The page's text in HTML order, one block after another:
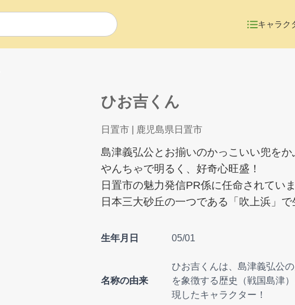
キャラク
ひお吉くん
日置市 | 鹿児島県日置市
島津義弘公とお揃いのかっこいい兜をか
やんちゃで明るく、好奇心旺盛！
日置市の魅力発信PR係に任命されていま
日本三大砂丘の一つである「吹上浜」で
生年月日 05/01
名称の由来
ひお吉くんは、島津義弘公
を象徴する歴史（戦国島津
現したキャラクター！